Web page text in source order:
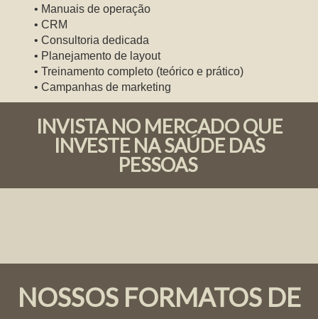
Manuais de operação
CRM
Consultoria dedicada
Planejamento de layout
Treinamento completo (teórico e prático)
Campanhas de marketing
INVISTA NO MERCADO QUE
INVESTE NA SAÚDE DAS
PESSOAS
NOSSOS FORMATOS DE